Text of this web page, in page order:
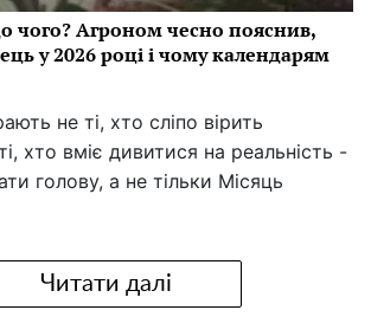
чого? Агроном чесно пояснив,
у 2026 році і чому календарям
не ті, хто сліпо вірить
хто вміє дивитися на реальність -
голову, а не тільки Місяць
Читати далі